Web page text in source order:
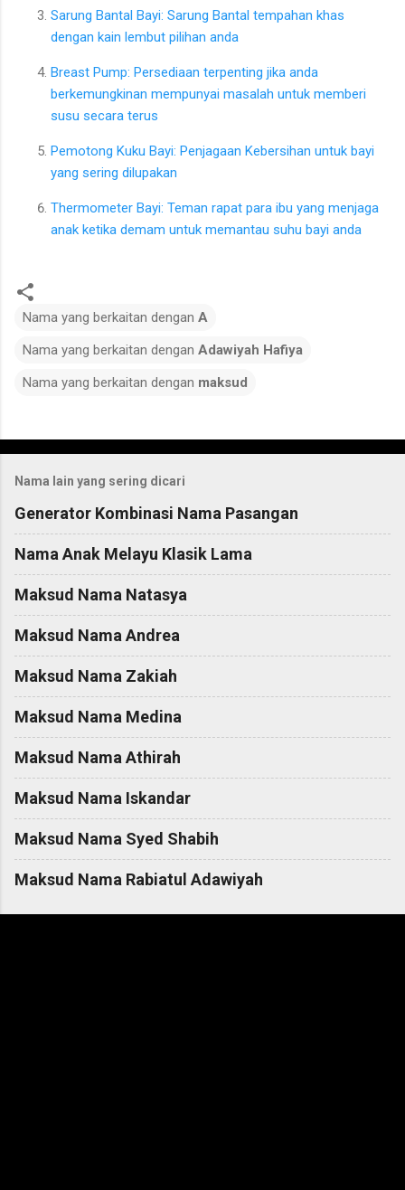
Sarung Bantal Bayi: Sarung Bantal tempahan khas
dengan kain lembut pilihan anda
Breast Pump: Persediaan terpenting jika anda
berkemungkinan mempunyai masalah untuk memberi
susu secara terus
Pemotong Kuku Bayi: Penjagaan Kebersihan untuk bayi
yang sering dilupakan
Thermometer Bayi: Teman rapat para ibu yang menjaga
anak ketika demam untuk memantau suhu bayi anda
Nama yang berkaitan dengan A
Nama yang berkaitan dengan Adawiyah Hafiya
Nama yang berkaitan dengan maksud
o
m
m
e
n
Nama lain yang sering dicari
Generator Kombinasi Nama Pasangan
Nama Anak Melayu Klasik Lama
Maksud Nama Natasya
Maksud Nama Andrea
Maksud Nama Zakiah
Maksud Nama Medina
Maksud Nama Athirah
Maksud Nama Iskandar
Maksud Nama Syed Shabih
Maksud Nama Rabiatul Adawiyah